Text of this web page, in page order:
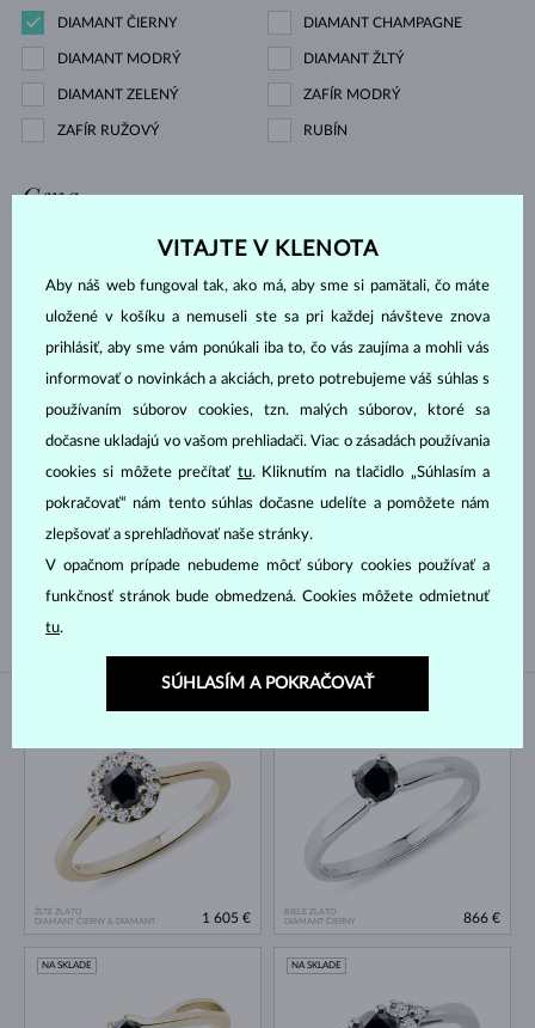
DIAMANT ČIERNY DIAMANT CHAMPAGNE
DIAMANT MODRÝ DIAMANT ŽLTÝ
DIAMANT ZELENÝ ZAFÍR MODRÝ
ZAFÍR RUŽOVÝ RUBÍN
Cena
648 € 13 909 €
Výbrus
GUĽATÝ KVAPKA
ASSCHER OSEMHRAN
OLD MINE
ŽLTÉ ZLATO
DIAMANT ČIERNY & DIAMANT
1 605 €
BIELE ZLATO
DIAMANT ČIERNY
866 €
NA SKLADE NA SKLADE
VITAJTE V KLENOTA
Aby náš web fungoval tak, ako má, aby sme si pamätali, čo máte
uložené v košíku a nemuseli ste sa pri každej návšteve znova
prihlásiť, aby sme vám ponúkali iba to, čo vás zaujíma a mohli vás
informovať o novinkách a akciách, preto potrebujeme váš súhlas s
používaním súborov cookies, tzn. malých súborov, ktoré sa
dočasne ukladajú vo vašom prehliadači. Viac o zásadách používania
cookies si môžete prečítať tu. Kliknutím na tlačidlo „Súhlasím a
pokračovať“ nám tento súhlas dočasne udelíte a pomôžete nám
zlepšovať a sprehľadňovať naše stránky.
V opačnom prípade nebudeme môcť súbory cookies používať a
funkčnosť stránok bude obmedzená. Cookies môžete odmietnuť
tu.
SÚHLASÍM A POKRAČOVAŤ